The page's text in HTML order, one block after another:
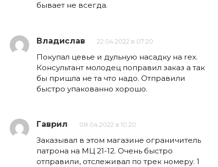
бывает не всегда.
Владислав 22.04.2022 в 07:20
Покупал цевье и дульную насадку на rex.
Консультант молодец поправил заказ а так
бы пришла не та что надо. Отправили
быстро упакованно хорошо.
Гаврил 08.04.2022 в 10:20
Заказывал в этом магазине ограничитель
патрона на МЦ 21-12. Очень быстро
отправили, отслеживал по трек номеру. 1